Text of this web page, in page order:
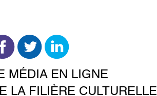
MÉDIA EN LIGNE
LA FILIÈRE CULTURELLE